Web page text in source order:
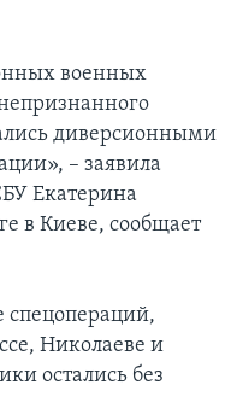
военных
диверсионными
– заявила
Екатерина
в Киеве, сообщает
спецопераций,
Николаеве и
остались без